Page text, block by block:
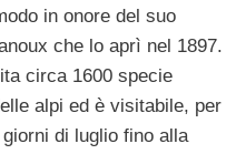
in onore del suo
che lo aprì nel 1897.
circa 1600 specie
alpi ed è visitabile, per
di luglio fino alla